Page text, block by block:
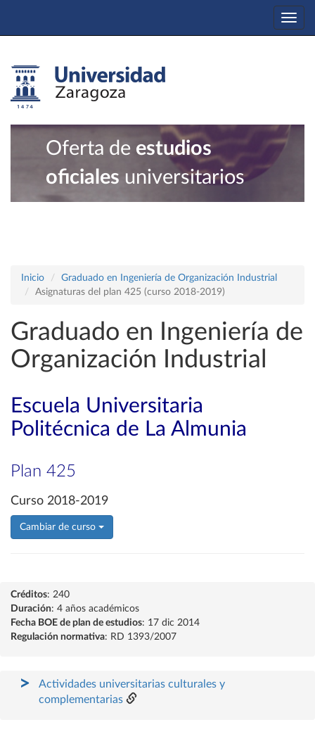
Oferta de estudios
oficiales universitarios
Inicio
Graduado en Ingeniería de Organización Industrial
Asignaturas del plan 425 (curso 2018-2019)
Graduado en Ingeniería de
Organización Industrial
Escuela Universitaria
Politécnica de La Almunia
Plan 425
Curso 2018-2019
Cambiar de curso
Créditos: 240
Duración: 4 años académicos
Fecha BOE de plan de estudios: 17 dic 2014
Regulación normativa: RD 1393/2007
Actividades universitarias culturales y
complementarias